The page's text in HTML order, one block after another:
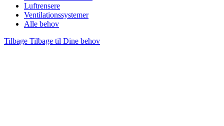
Luftrensere
Ventilationssystemer
Alle behov
Tilbage Tilbage til Dine behov